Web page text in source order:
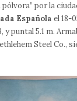
por la
Española el 18-
y puntal 5.1 m.
Steel Co.,